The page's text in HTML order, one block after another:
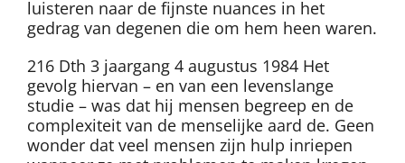
luisteren naar de fijnste nuances in het
gedrag van degenen die om hem heen waren.
216 Dth 3 jaargang 4 augustus 1984 Het
gevolg hiervan – en van een levenslange
studie – was dat hij mensen begreep en de
complexiteit van de menselijke aard de. Geen
wonder dat veel mensen zijn hulp inriepen